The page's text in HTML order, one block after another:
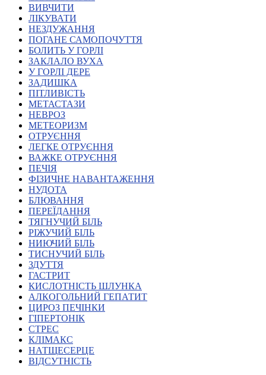
Миколаївська область
Одеська область
Полтавська область
Рівненська область
Сумська область
Тернопільська область
Херсонська область
Хмельницька область
Черкаська область
Чернігівська область
Особи відповідальні за контактування з
питань укладення договорів
Вивчаємо жестову мову
Дитяча сторінка
Новини про жестову мову
Ресурс для вивчення жестових мов різних країн
ЦУЖМ
Проєкт "Жестова мова для поліцейських"
Про шахрайські схеми
ВІКТОРИНА
На допомогу військовим
Медична термінологія жестовою мовою
ВИВЧИТИ
ЛІКУВАТИ
НЕЗДУЖАННЯ
ПОГАНЕ САМОПОЧУТТЯ
БОЛИТЬ У ГОРЛІ
ЗАКЛАЛО ВУХА
У ГОРЛІ ДЕРЕ
ЗАДИШКА
ПІТЛИВІСТЬ
МЕТАСТАЗИ
НЕВРОЗ
МЕТЕОРИЗМ
ОТРУЄННЯ
ЛЕГКЕ ОТРУЄННЯ
ВАЖКЕ ОТРУЄННЯ
ПЕЧІЯ
ФІЗИЧНЕ НАВАНТАЖЕННЯ
НУДОТА
БЛЮВАННЯ
ПЕРЕЇДАННЯ
ТЯГНУЧИЙ БІЛЬ
РІЖУЧИЙ БІЛЬ
НИЮЧИЙ БІЛЬ
ТИСНУЧИЙ БІЛЬ
ЗДУТТЯ
ГАСТРИТ
КИСЛОТНІСТЬ ШЛУНКА
АЛКОГОЛЬНИЙ ГЕПАТИТ
ЦИРОЗ ПЕЧІНКИ
ГІПЕРТОНІК
СТРЕС
КЛІМАКС
НАТЩЕСЕРЦЕ
ВІДСУТНІСТЬ